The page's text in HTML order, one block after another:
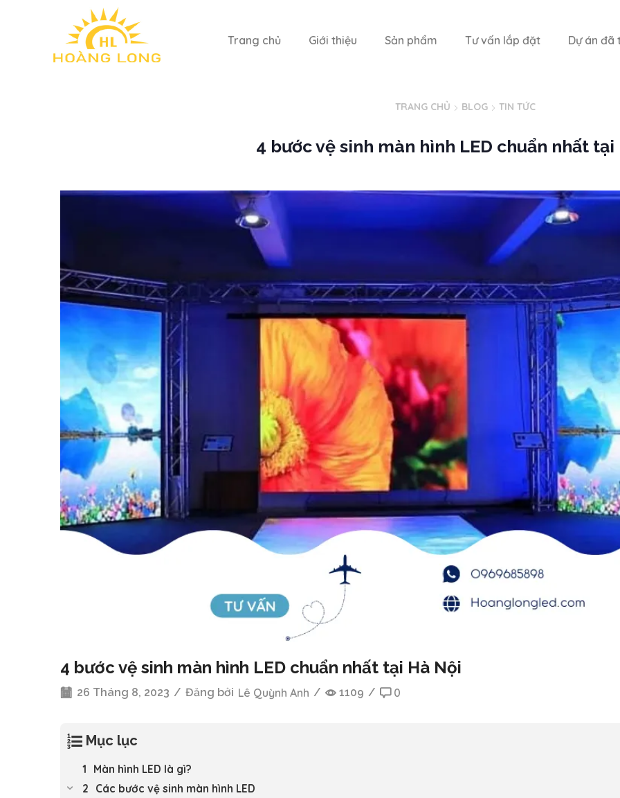
Trang chủ Giới thiệu Sản phẩm Tư vấn lắp đặt Dự án đã
TRANG CHỦ BLOG TIN TỨC
4 bước vệ sinh màn hình LED chuẩn nhất tại
4 bước vệ sinh màn hình LED chuẩn nhất tại Hà Nội
26 Tháng 8, 2023 / Đăng bởi Lê Quỳnh Anh / 1109 / 0
Mục lục
Màn hình LED là gì?
Các bước vệ sinh màn hình LED